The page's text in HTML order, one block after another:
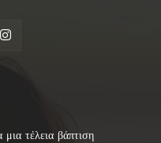
μια τέλεια βάπτιση